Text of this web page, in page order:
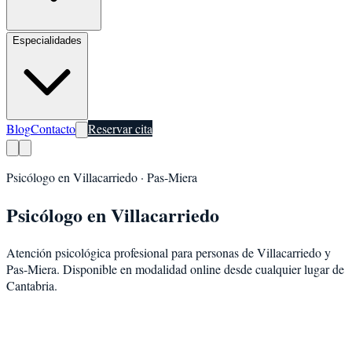
Especialidades
BlogContacto Reservar cita
Psicólogo en Villacarriedo · Pas-Miera
Psicólogo enVillacarriedo
Atención psicológica profesional para personas deVillacarriedoy
Pas-Miera. Disponible en modalidad online desde cualquier lugar de
Cantabria.